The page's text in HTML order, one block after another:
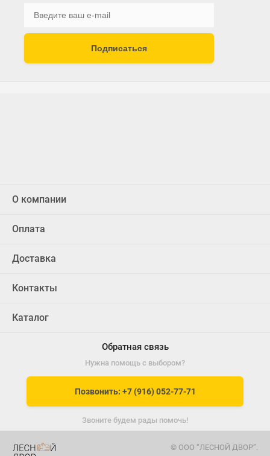
Подписаться
О компании
Оплата
Доставка
Контакты
Каталог
Обратная связь
Нужна помощь с выбором?
Позвонить: +7 (916) 052-77-71
Звоните будем рады помочь!
© ООО “ЛЕСНОЙ ДВОР”.